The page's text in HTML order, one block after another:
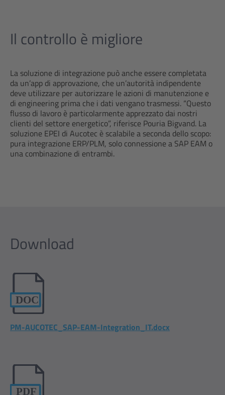
Il controllo è migliore
La soluzione di integrazione può anche essere completata
da un’app di approvazione, che un’autorità indipendente
deve utilizzare per autorizzare le azioni di manutenzione e
di engineering prima che i dati vengano trasmessi. “Questo
flusso di lavoro è particolarmente apprezzato dai nostri
clienti del settore energetico”, riferisce Pouria Bigvand. La
soluzione EPEI di Aucotec è scalabile a seconda dello scopo:
pura integrazione ERP/PLM, solo connessione a SAP EAM o
una combinazione di entrambi.
Download
PM-AUCOTEC_SAP-EAM-Integration_IT.docx